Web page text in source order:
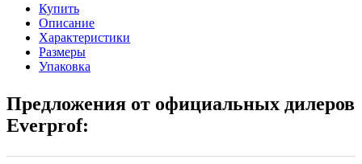
Купить
Описание
Характеристики
Размеры
Упаковка
Предложения от официальных дилеров
Everprof: